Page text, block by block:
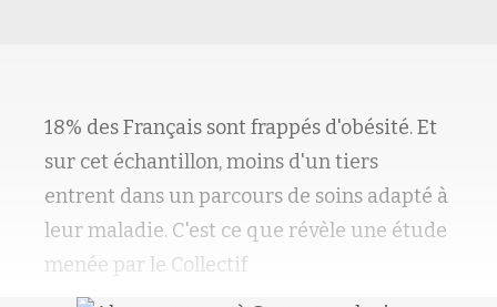
18% des Français sont frappés d'obésité. Et
sur cet échantillon, moins d'un tiers
entrent dans un parcours de soins adapté à
leur maladie. C'est ce que révèle une étude
menée par le Collectif